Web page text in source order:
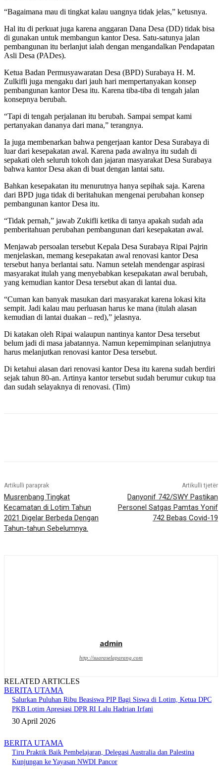
“Bagaimana mau di tingkat kalau uangnya tidak jelas,” ketusnya.
Hal itu di perkuat juga karena anggaran Dana Desa (DD) tidak bisa
di gunakan untuk membangun kantor Desa. Satu-satunya jalan
pembangunan itu berlanjut ialah dengan mengandalkan Pendapatan
Asli Desa (PADes).
Ketua Badan Permusyawaratan Desa (BPD) Surabaya H. M.
Zulkifli juga mengaku dari jauh hari mempertanyakan konsep
pembangunan kantor Desa itu. Karena tiba-tiba di tengah jalan
konsepnya berubah.
“Tapi di tengah perjalanan itu berubah. Sampai sempat kami
pertanyakan dananya dari mana,” terangnya.
Ia juga membenarkan bahwa pengerjaan kantor Desa Surabaya di
luar dari kesepakatan awal. Karena pada awalnya itu sudah di
sepakati oleh seluruh tokoh dan jajaran masyarakat Desa Surabaya
bahwa kantor Desa akan di buat dengan lantai satu.
Bahkan kesepakatan itu menurutnya hanya sepihak saja. Karena
dari BPD juga tidak di beritahukan mengenai perubahan konsep
pembangunan kantor Desa itu.
“Tidak pernah,” jawab Zukifli ketika di tanya apakah sudah ada
pemberitahuan perubahan pembangunan dari kesepakatan awal.
Menjawab persoalan tersebut Kepala Desa Surabaya Ripai Pajrin
menjelaskan, memang kesepakatan awal renovasi kantor Desa
tersebut hanya berlantai satu. Namun setelah mendengar aspirasi
masyarakat itulah yang menyebabkan kesepakatan awal berubah,
yang kemudian kantor Desa tersebut akan di lantai dua.
“Cuman kan banyak masukan dari masyarakat karena lokasi kita
sempit. Jadi kalau mau perluasan harus ke mana (itulah alasan
kemudian di lantai duakan – red),” jelasnya.
Di katakan oleh Ripai walaupun nantinya kantor Desa tersebut
belum jadi di masa jabatannya. Namun kepemimpinan selanjutnya
harus melanjutkan renovasi kantor Desa tersebut.
Di ketahui alasan dari renovasi kantor Desa itu karena sudah berdiri
sejak tahun 80-an. Artinya kantor tersebut sudah berumur cukup tua
dan sudah selayaknya di renovasi. (Tim)
Artikulli paraprak
Musrenbang Tingkat
Kecamatan di Lotim Tahun
2021 Digelar Berbeda Dengan
Tahun-tahun Sebelumnya.
Artikulli tjetër
Danyonif 742/SWY Pastikan
Personel Satgas Pamtas Yonif
742 Bebas Covid-19
admin
http://suaraselaparang.com
RELATED ARTICLES
BERITA UTAMA
Salurkan Puluhan Ribu Beasiswa PIP Bagi Siswa di Lotim, Ketua DPC
PKB Lotim Apresiasi DPR RI Lalu Hadrian Irfani
30 April 2026
BERITA UTAMA
Tiru Praktik Baik Pembelajaran, Delegasi Australia dan Palestina
Kunjungan ke Yayasan NWDI Pancor